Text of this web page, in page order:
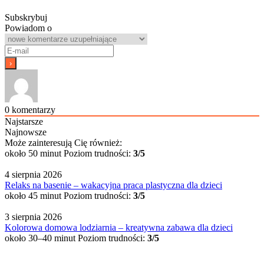
Subskrybuj
Powiadom o
0 komentarzy
Najstarsze
Najnowsze
Może zainteresują Cię również:
około 50 minut Poziom trudności: 3/5
4 sierpnia 2026
Relaks na basenie – wakacyjna praca plastyczna dla dzieci
około 45 minut Poziom trudności: 3/5
3 sierpnia 2026
Kolorowa domowa lodziarnia – kreatywna zabawa dla dzieci
około 30–40 minut Poziom trudności: 3/5